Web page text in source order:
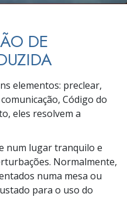
DE
elementos: preclear,
Código do
eles resolvem a
num lugar tranquilo e
Normalmente,
numa mesa ou
para o uso do